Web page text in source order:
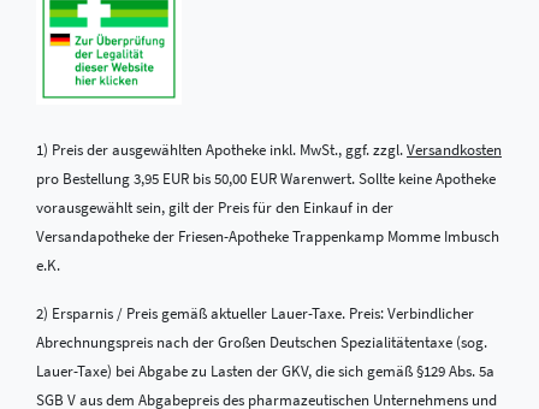
1) Preis der ausgewählten Apotheke inkl. MwSt., ggf. zzgl.Versandkosten
pro Bestellung 3,95 EUR bis 50,00 EUR Warenwert. Sollte keine Apotheke
vorausgewählt sein, gilt der Preis für den Einkauf in der
Versandapotheke der Friesen-Apotheke Trappenkamp Momme Imbusch
e.K.
2) Ersparnis / Preis gemäß aktueller Lauer-Taxe. Preis: Verbindlicher
Abrechnungspreis nach der Großen Deutschen Spezialitätentaxe (sog.
Lauer-Taxe) bei Abgabe zu Lasten der GKV, die sich gemäß §129 Abs. 5a
SGB V aus dem Abgabepreis des pharmazeutischen Unternehmens und